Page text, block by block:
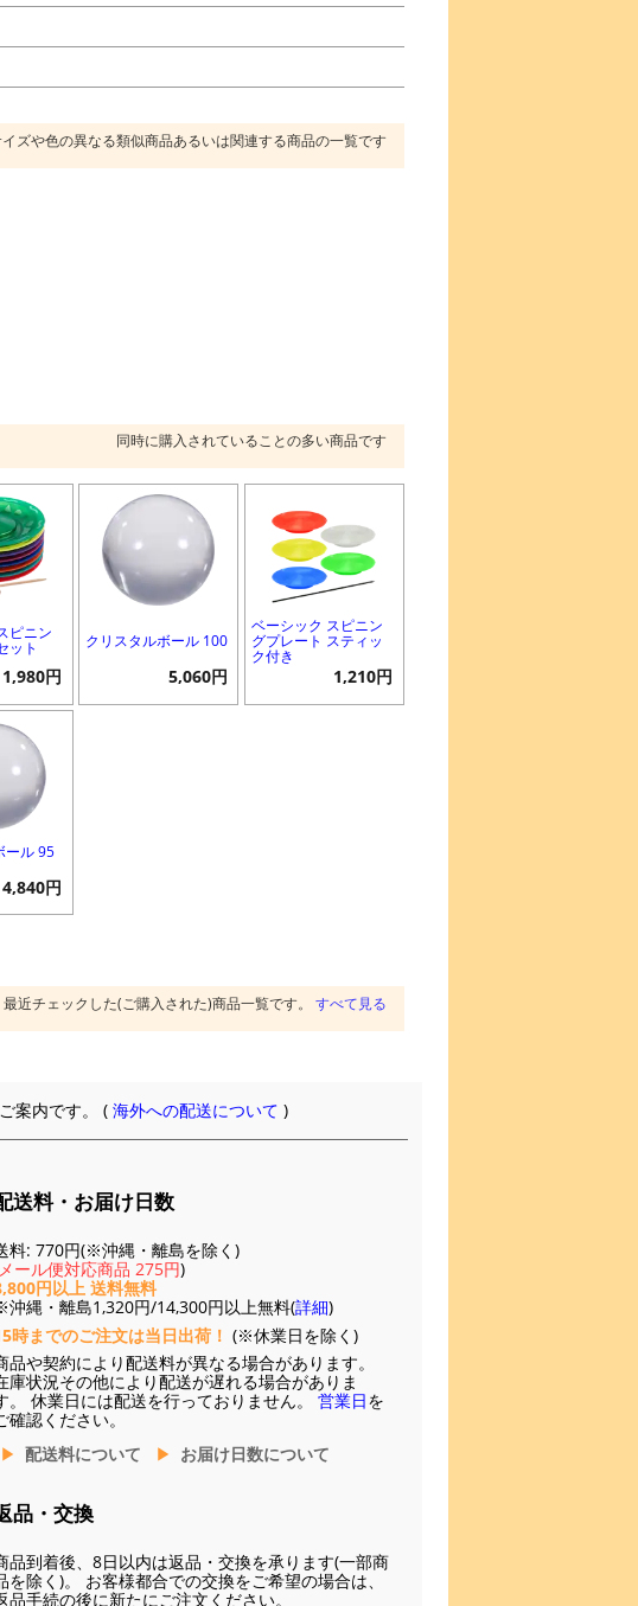
ズや色の異なる類似商品あるいは関連する商品の一覧です
同時に購入されていることの多い商品です
ピニン
ット
1,980円
クリスタルボール 100
5,060円
ベーシック スピニン
グプレート スティッ
ク付き
1,210円
ール 95
4,840円
最近チェックした(ご購入された)商品一覧です。 すべて見る
案内です。 (海外への配送について )
送料・お届け日数
料: 770円(※沖縄・離島を除く)
メール便対応商品 275円)
円以上 送料無料
沖縄・離島1,320円/14,300円以上無料(詳細)
時までのご注文は当日出荷！ (※休業日を除く)
品や契約により配送料が異なる場合があります。
庫状況その他により配送が遅れる場合がありま
。 休業日には配送を行っておりません。 営業日を
確認ください。
配送料について
お届け日数について
品・交換
品到着後、8日以内は返品・交換を承ります(一部商
を除く)。 お客様都合での交換をご希望の場合は、
品手続の後に新たにご注文ください。